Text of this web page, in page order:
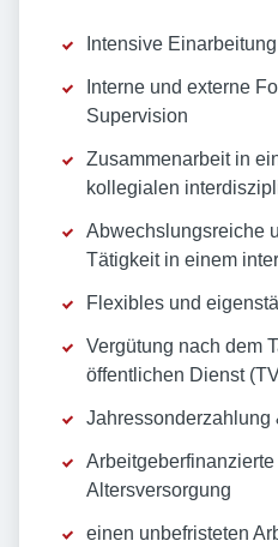
Intensive Einarbeitung
Interne und externe
Supervision
Zusammenarbeit in
kollegialen
Abwechslungsreiche
Tätigkeit in einem
Flexibles und
Vergütung nach dem
öffentlichen Dienst
Jahressonderzahlung
Altersversorgung
einen unbefristeten